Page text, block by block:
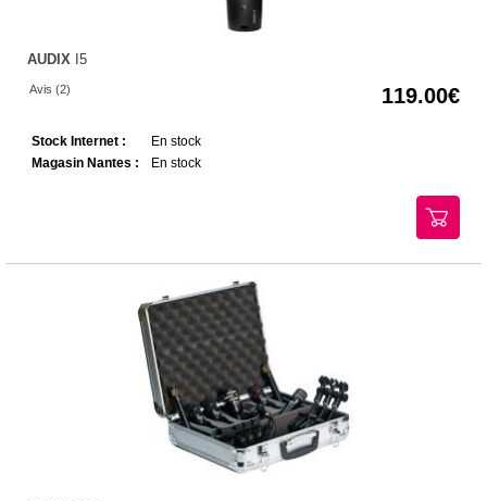
AUDIX I5
Avis (2) 119.00
Stock Internet :
En stock
Magasin Nantes :
En stock